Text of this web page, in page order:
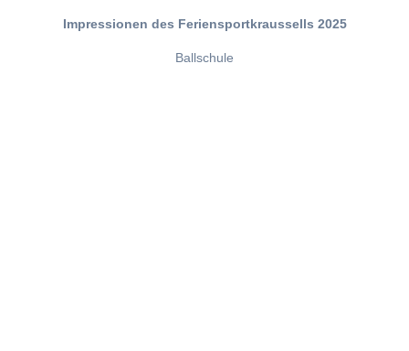
Impressionen des Feriensportkraussells 2025
Ballschule